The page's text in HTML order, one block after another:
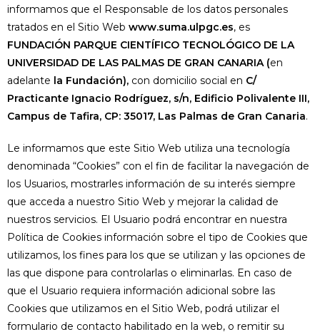
informamos que el Responsable de los datos personales
tratados en el Sitio Web www.suma.ulpgc.es, es
FUNDACIÓN PARQUE CIENTÍFICO TECNOLÓGICO DE LA
UNIVERSIDAD DE LAS PALMAS DE GRAN CANARIA (en
adelante la Fundación), con domicilio social en C/
Practicante Ignacio Rodríguez, s/n, Edificio Polivalente III,
Campus de Tafira, CP: 35017, Las Palmas de Gran Canaria.
Le informamos que este Sitio Web utiliza una tecnología
denominada “Cookies” con el fin de facilitar la navegación de
los Usuarios, mostrarles información de su interés siempre
que acceda a nuestro Sitio Web y mejorar la calidad de
nuestros servicios. El Usuario podrá encontrar en nuestra
Política de Cookies información sobre el tipo de Cookies que
utilizamos, los fines para los que se utilizan y las opciones de
las que dispone para controlarlas o eliminarlas. En caso de
que el Usuario requiera información adicional sobre las
Cookies que utilizamos en el Sitio Web, podrá utilizar el
formulario de contacto habilitado en la web, o remitir su